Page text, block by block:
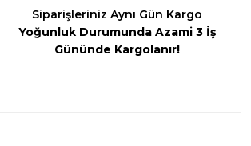
Siparişleriniz Aynı Gün Kargo
Yoğunluk Durumunda Azami 3 İş
Gününde Kargolanır!